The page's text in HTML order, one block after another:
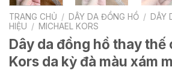
TRANG CHỦ / DÂY DA ĐỒNG HỒ / DÂY
HIỆU / MICHAEL KORS
Dây da đồng hồ thay thế
Kors da kỳ đà màu xám